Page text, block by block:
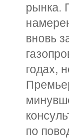
рынка.
вновь
годах,
по